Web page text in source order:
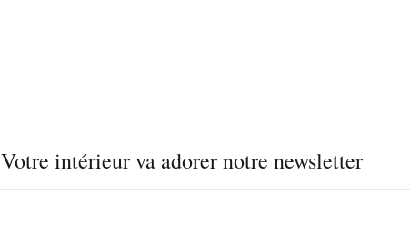
Votre intérieur va adorer notre newsletter